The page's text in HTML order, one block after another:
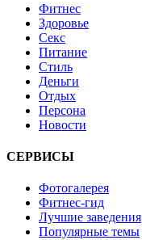
Фитнес
Здоровье
Секс
Питание
Стиль
Деньги
Отдых
Персона
Новости
СЕРВИСЫ
Фотогалерея
Фитнес-гид
Лучшие заведения
Популярные темы